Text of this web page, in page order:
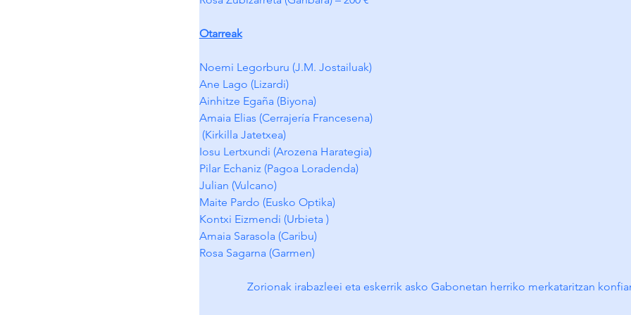
Otarreak
Noemi Legorburu (J.M. Jostailuak)
Ane Lago (Lizardi)
Ainhitze Egaña (Biyona)
Amaia Elias (Cerrajería Francesena)
(Kirkilla Jatetxea)
Iosu Lertxundi (Arozena Harategia)
Pilar Echaniz (Pagoa Loradenda)
Julian (Vulcano)
Maite Pardo (Eusko Optika)
Kontxi Eizmendi (Urbieta )
Amaia Sarasola (Caribu)
Rosa Sagarna (Garmen)
Zorionak irabazleei eta eskerrik asko Gabonetan herriko merkataritzan